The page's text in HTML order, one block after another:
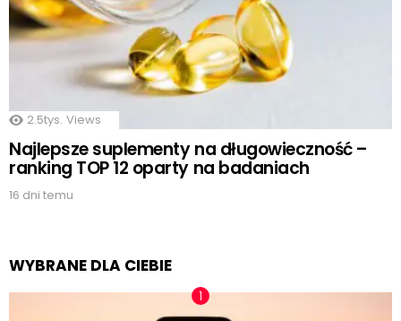
2.5tys. Views
Najlepsze suplementy na długowieczność –
ranking TOP 12 oparty na badaniach
16 dni temu
WYBRANE DLA CIEBIE